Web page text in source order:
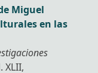
Miguel
en las
XLII,